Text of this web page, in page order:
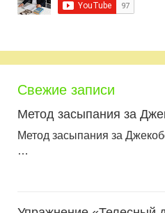
Свежие записи
Метод засыпания за
Метод засыпания за
…